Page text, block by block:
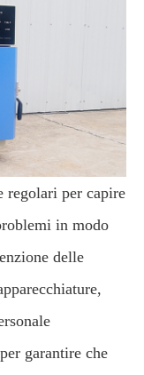
regolari per capire
in modo
delle
garantire che